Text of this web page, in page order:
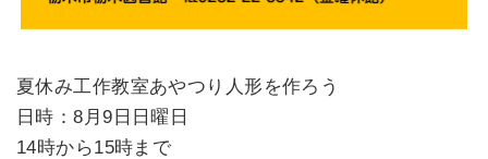
夏休み工作教室あやつり人形を作ろう
日時：8月9日日曜日
14時から15時まで